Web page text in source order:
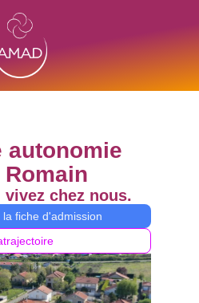
autonomie
vivez chez nous.
fiche d'admission